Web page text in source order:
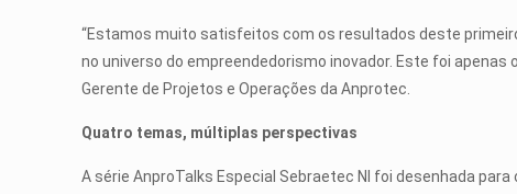
“Estamos muito satisfeitos com os resultados deste
no universo do empreendedorismo inovador. Este foi
Gerente de Projetos e Operações da Anprotec.
Quatro temas, múltiplas perspectivas
A série AnproTalks Especial Sebraetec NI foi desenhada